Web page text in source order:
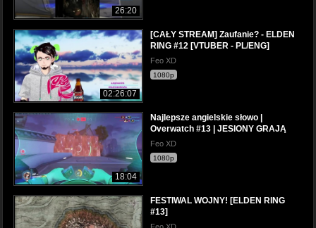
26:20
02:26:07
[CAŁY STREAM] Zaufanie? - ELDEN
RING #12 [VTUBER - PL/ENG]
Feo XD
1080p
18:04
Najlepsze angielskie słowo |
Overwatch #13 | JESIONY GRAJĄ
Feo XD
1080p
FESTIWAL WOJNY! [ELDEN RING
#13]